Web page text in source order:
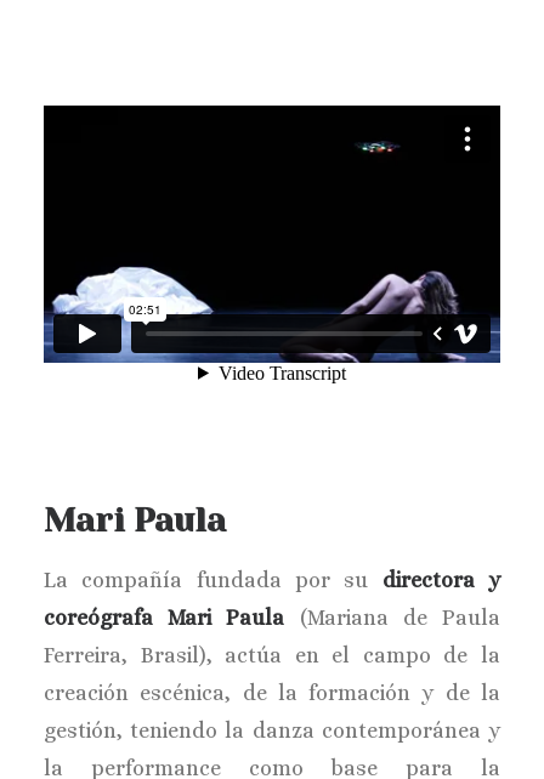
Mari Paula
La compañía fundada por su directora y
coreógrafa Mari Paula (Mariana de Paula
Ferreira, Brasil), actúa en el campo de la
creación escénica, de la formación y de la
gestión, teniendo la danza contemporánea y
la performance como base para la